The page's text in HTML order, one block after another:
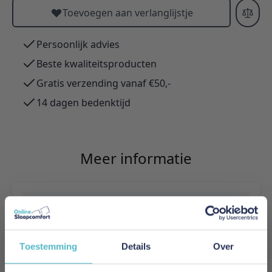
Toestemming Details Over
Toevoegen aan verlanglijstje
Persoonlijk advies
Beste kwaliteitsproducten
Gratis verzending vanaf €50,-
14 dagen bedenktijd
Meer informatie
Merk
Innovation Living
EAN
5700111052282